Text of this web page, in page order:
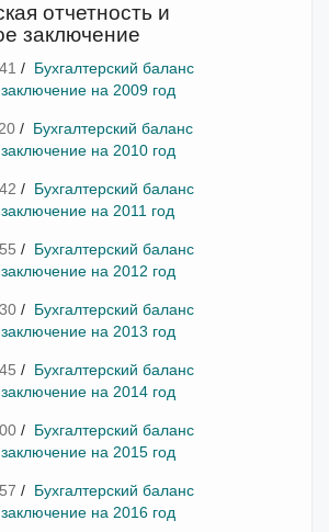
отчетность и
заключение
/ Бухгалтерский баланс
на 2009 год
/ Бухгалтерский баланс
на 2010 год
/ Бухгалтерский баланс
на 2011 год
/ Бухгалтерский баланс
на 2012 год
/ Бухгалтерский баланс
на 2013 год
/ Бухгалтерский баланс
на 2014 год
/ Бухгалтерский баланс
на 2015 год
/ Бухгалтерский баланс
на 2016 год